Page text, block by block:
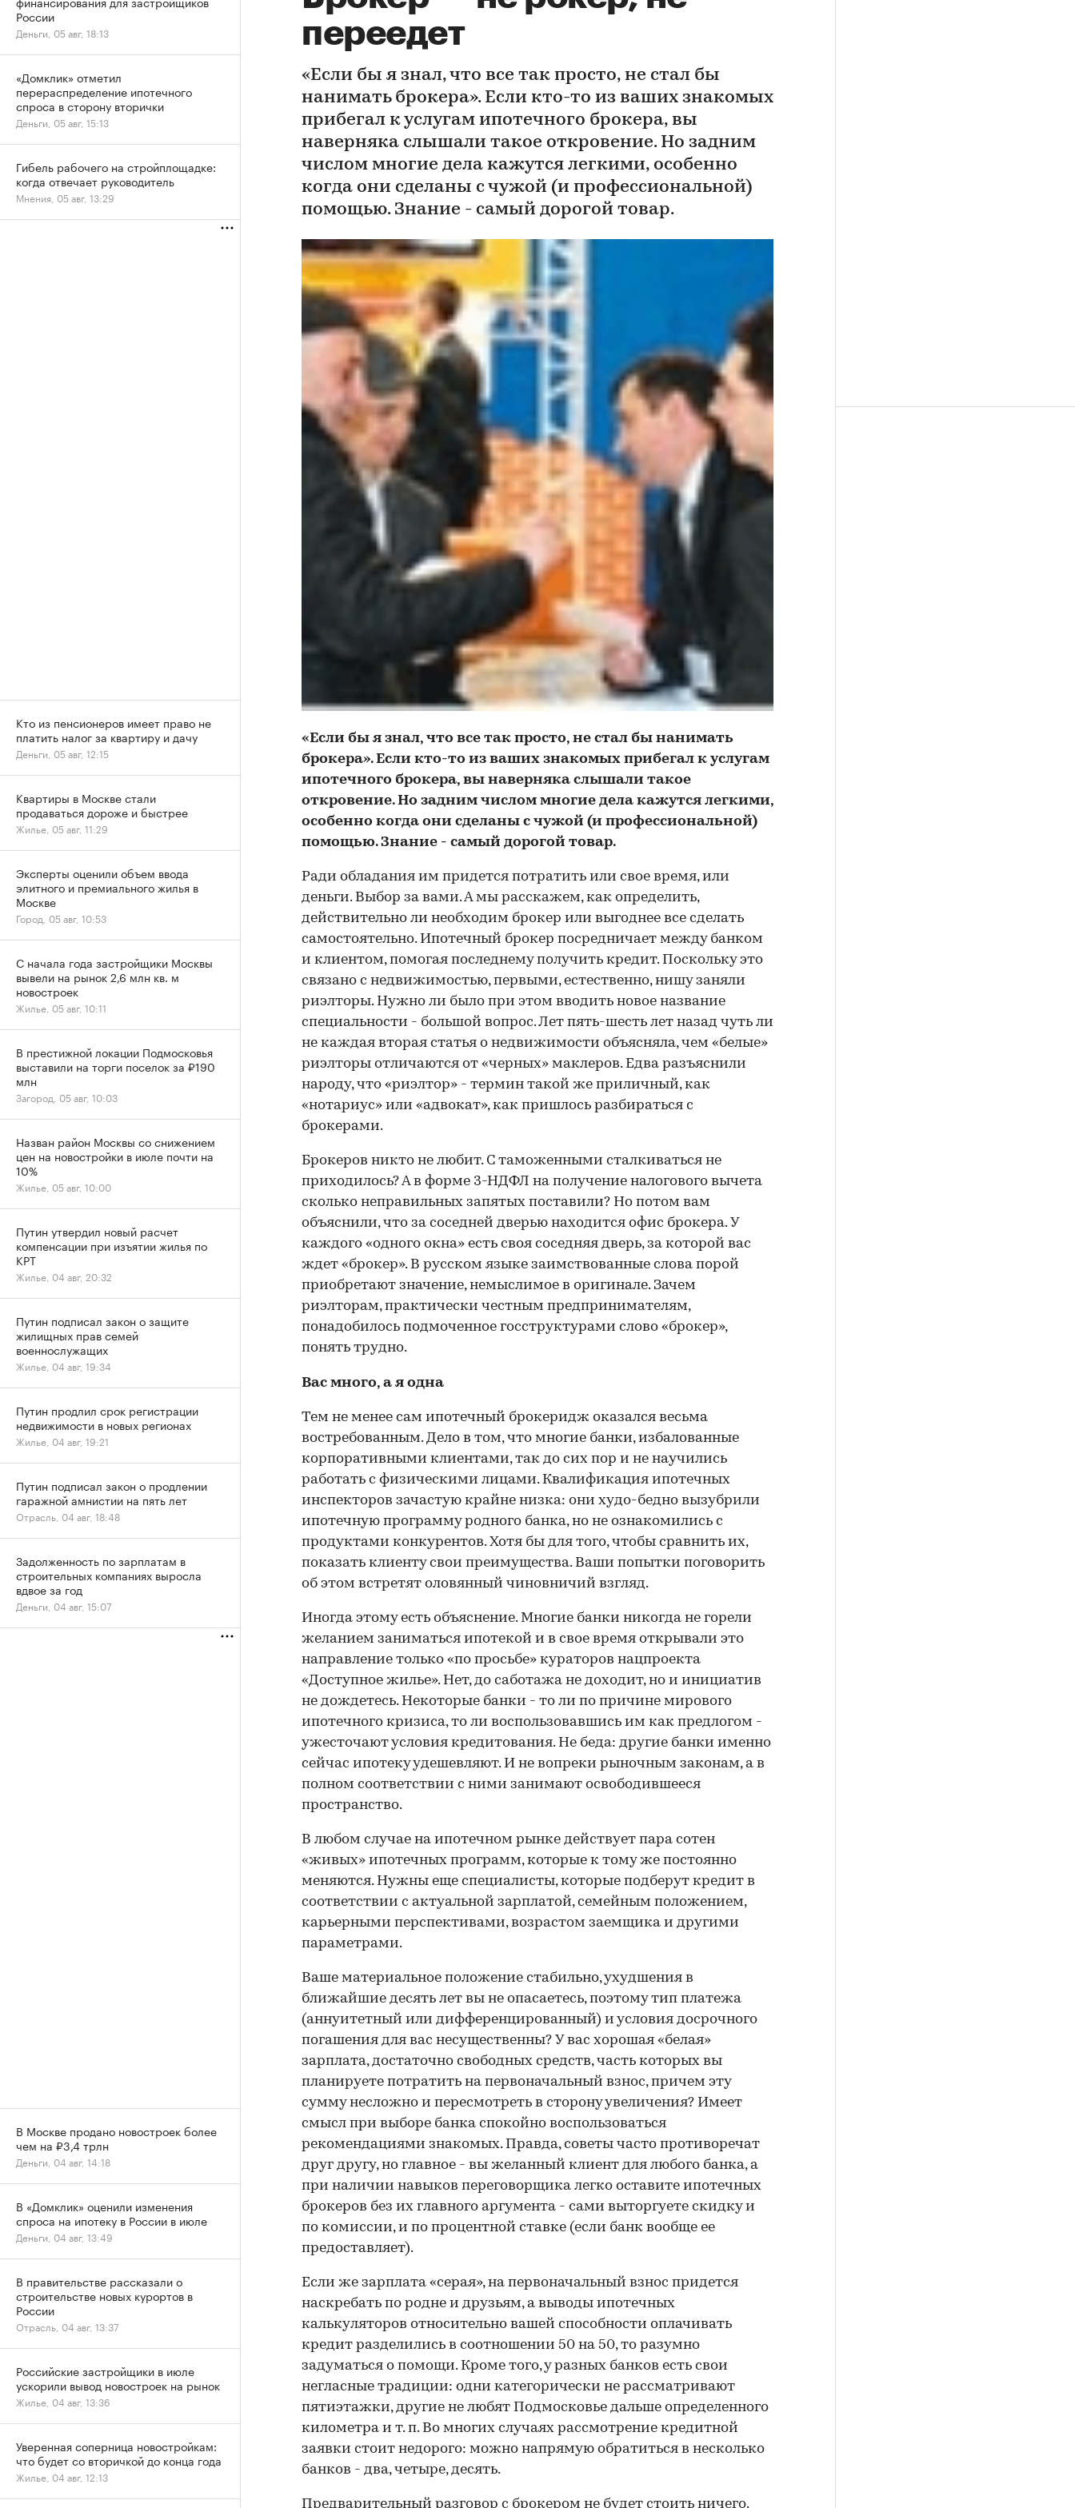
переедет
«Если бы я знал, что все так просто, не стал бы
нанимать брокера». Если кто-то из ваших знакомых
прибегал к услугам ипотечного брокера, вы
наверняка слышали такое откровение. Но зад­ним
числом многие дела кажутся легкими, особенно
когда они сделаны с чужой (и профессиональной)
помощью. Знание - самый дорогой товар.
«Если бы я знал, что все так просто, не стал бы нанимать
брокера». Если кто-то из ваших знакомых прибегал к услугам
ипотечного брокера, вы наверняка слышали такое
откровение. Но зад­ним числом многие дела кажутся легкими,
особенно когда они сделаны с чужой (и профессиональной)
помощью. Знание - самый дорогой товар.
Ради обладания им придется потратить или свое время, или
деньги. Выбор за вами. А мы расскажем, как определить,
действительно ли необходим брокер или выгоднее все сделать
самостоятельно. Ипотечный брокер посредничает между банком
и клиентом, помогая последнему получить кредит. Поскольку это
связано с недвижимостью, первыми, естественно, нишу заняли
риэлторы. Нужно ли было при этом вводить новое название
специальности - большой вопрос. Лет пять-шесть лет назад чуть ли
не каждая вторая статья о недвижимости объясняла, чем «белые»
риэлторы отличаются от «черных» маклеров. Едва разъяснили
народу, что «риэлтор» - термин такой же приличный, как
«нотариус» или «адвокат», как пришлось разбираться с
брокерами.
Брокеров никто не любит. С таможенными сталкиваться не
приходилось? А в форме 3-НДФЛ на получение налогового вычета
сколько неправильных запятых поставили? Но потом вам
объяснили, что за соседней дверью находится офис брокера. У
каждого «одного окна» есть своя соседняя дверь, за которой вас
ждет «брокер». В русском языке заимствованные слова порой
приобретают значение, немыслимое в оригинале. Зачем
риэлторам, практически честным предпринимателям,
понадобилось подмоченное госструктурами слово «брокер»,
понять трудно.
00:00 / 00:00
Вас много, а я одна
Тем не менее сам ипотечный брокеридж оказался весьма
востребованным. Дело в том, что многие банки, избалованные
корпоративными клиентами, так до сих пор и не научились
работать с физическими лицами. Квалификация ипотечных
инспекторов зачастую крайне низка: они худо-бедно вызубрили
ипотечную программу родного банка, но не ознакомились с
продуктами конкурентов. Хотя бы для того, чтобы сравнить их,
показать клиенту свои преимущества. Ваши попытки поговорить
об этом встретят оловянный чиновничий взгляд.
Иногда этому есть объяснение. Многие банки никогда не горели
желанием заниматься ипотекой и в свое время открывали это
направление только «по просьбе» кураторов нацпроекта
«Доступное жилье». Нет, до саботажа не доходит, но и инициатив
не дождетесь. Некоторые банки - то ли по причине мирового
ипотечного кризиса, то ли воспользовавшись им как предлогом -
ужесточают условия кредитования. Не беда: другие банки именно
сейчас ипотеку удешевляют. И не вопреки рыночным законам, а в
полном соответствии с ними занимают освободившееся
пространство.
В любом случае на ипотечном рынке действует пара сотен
«живых» ипотечных программ, которые к тому же постоянно
меняются. Нужны еще специалисты, которые подберут кредит в
соответствии с актуальной зарплатой, семейным положением,
карьерными перспективами, возрастом заемщика и другими
параметрами.
Ваше материальное положение стабильно, ухудшения в
ближайшие десять лет вы не опасаетесь, поэтому тип платежа
(аннуитетный или дифференцированный) и условия досрочного
погашения для вас несущественны? У вас хорошая «белая»
зарплата, достаточно свободных средств, часть которых вы
планируете потратить на первоначальный взнос, причем эту
сумму несложно и пересмотреть в сторону увеличения? Имеет
смысл при выборе банка спокойно воспользоваться
рекомендациями знакомых. Правда, советы часто противоречат
друг другу, но главное - вы желанный клиент для любого банка, а
при наличии навыков переговорщика легко оставите ипотечных
брокеров без их главного аргумента - сами выторгуете скидку и
по комиссии, и по процентной ставке (если банк вообще ее
предоставляет).
Если же зарплата «серая», на первоначальный взнос придется
наскребать по родне и друзьям, а выводы ипотечных
калькуляторов относительно вашей способности оплачивать
кредит разделились в соотношении 50 на 50, то разумно
задуматься о помощи. Кроме того, у разных банков есть свои
негласные традиции: одни категорически не рассматривают
пятиэтажки, другие не любят Подмосковье дальше определенного
километра и т. п. Во многих случаях рассмотрение кредитной
заявки стоит недорого: можно напрямую обратиться в несколько
банков - два, четыре, десять.
Предварительный разговор с брокером не будет стоить ничего.
России
Деньги, 05 авг, 18:13
«Домклик» отметил
перераспределение ипотечного
спроса в сторону вторички
Деньги, 05 авг, 15:13
Гибель рабочего на стройплощадке:
когда отвечает руководитель
Мнения, 05 авг, 13:29
Кто из пенсионеров имеет право не
платить налог за квартиру и дачу
Деньги, 05 авг, 12:15
Квартиры в Москве стали
продаваться дороже и быстрее
Жилье, 05 авг, 11:29
Эксперты оценили объем ввода
элитного и премиального жилья в
Москве
Город, 05 авг, 10:53
С начала года застройщики Москвы
вывели на рынок 2,6 млн кв. м
новостроек
Жилье, 05 авг, 10:11
В престижной локации Подмосковья
выставили на торги поселок за ₽190
млн
Загород, 05 авг, 10:03
Назван район Москвы со снижением
цен на новостройки в июле почти на
10%
Жилье, 05 авг, 10:00
Путин утвердил новый расчет
компенсации при изъятии жилья по
КРТ
Жилье, 04 авг, 20:32
Путин подписал закон о защите
жилищных прав семей
военнослужащих
Жилье, 04 авг, 19:34
Путин продлил срок регистрации
недвижимости в новых регионах
Жилье, 04 авг, 19:21
Путин подписал закон о продлении
гаражной амнистии на пять лет
Отрасль, 04 авг, 18:48
Задолженность по зарплатам в
строительных компаниях выросла
вдвое за год
Деньги, 04 авг, 15:07
В Москве продано новостроек более
чем на ₽3,4 трлн
Деньги, 04 авг, 14:18
В «Домклик» оценили изменения
спроса на ипотеку в России в июле
Деньги, 04 авг, 13:49
В правительстве рассказали о
строительстве новых курортов в
России
Отрасль, 04 авг, 13:37
Российские застройщики в июле
ускорили вывод новостроек на рынок
Жилье, 04 авг, 13:36
Уверенная соперница новостройкам:
что будет со вторичкой до конца года
Жилье, 04 авг, 12:13